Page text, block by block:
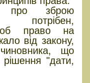
зброю
потрібен,
право на
від закону,
що
"дати,